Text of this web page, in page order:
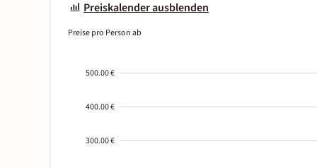
Preiskalender ausblenden
Preise pro Person ab
500.00 €
400.00 €
300.00 €